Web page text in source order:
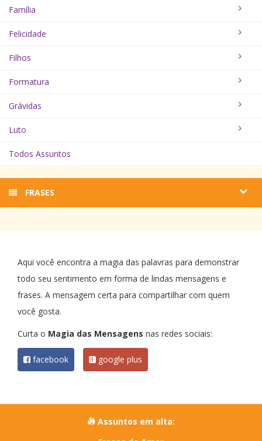
Família
Felicidade
Filhos
Formatura
Grávidas
Luto
Todos Assuntos
FRASES
Aqui você encontra a magia das palavras para demonstrar
todo seu sentimento em forma de lindas mensagens e
frases. A mensagem certa para compartilhar com quem
você gosta.
Curta o Magia das Mensagens nas redes sociais:
facebook google plus
Assuntos em alta: